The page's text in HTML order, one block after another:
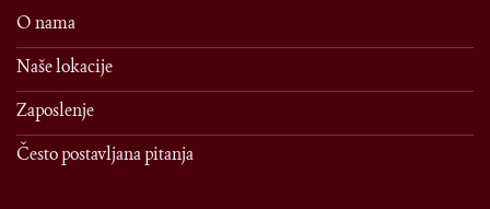
O nama
Naše lokacije
Zaposlenje
Često postavljana pitanja